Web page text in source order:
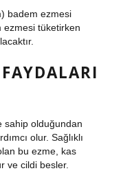
badem ezmesi
tüketirken
sahip olduğundan
olur. Sağlıklı
bu ezme, kas
ve cildi besler.